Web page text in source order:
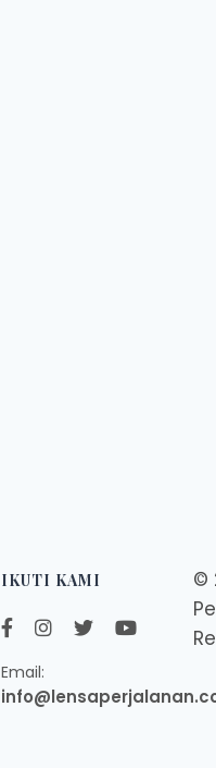
IKUTI KAMI
Email:
©